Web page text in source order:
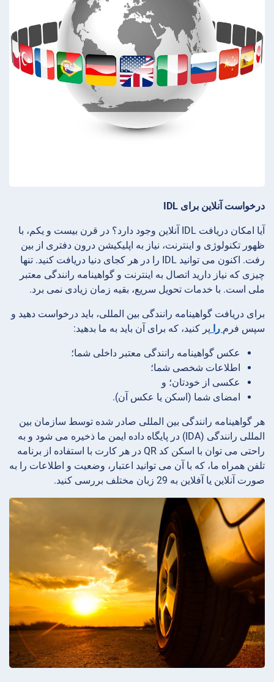
درخواست آنلاین برای IDL
آیا امکان دریافت IDL آنلاین وجود دارد؟ در قرن بیست و یکم، با
ظهور تکنولوژی و اینترنت، نیاز به اپلیکیشن درون دفتری از بین
رفت. اکنون می توانید IDL را در هر کجای دنیا دریافت کنید. تنها
چیزی که نیاز دارید اتصال به اینترنت و گواهینامه رانندگی معتبر
ملی است. با خدمات تحویل سریع، بقیه زمان زیادی نمی برد.
برای دریافت گواهینامه رانندگی بین المللی، باید درخواست دهید و
سپس فرم را پر کنید، که برای آن باید به ما بدهید:
عکس گواهینامه رانندگی معتبر داخلی شما؛
اطلاعات شخصی شما؛
عکسی از خودتان؛ و
امضای شما (اسکن یا عکس آن).
هر گواهینامه رانندگی بین المللی صادر شده توسط سازمان بین
المللی رانندگی (IDA) در پایگاه داده ایمن ما ذخیره می شود و به
راحتی می توان با اسکن کد QR در هر کارت با استفاده از برنامه
تلفن همراه ما، که با آن می توانید اعتبار، وضعیت و اطلاعات را به
صورت آنلاین یا آفلاین به 29 زبان مختلف بررسی کنید.